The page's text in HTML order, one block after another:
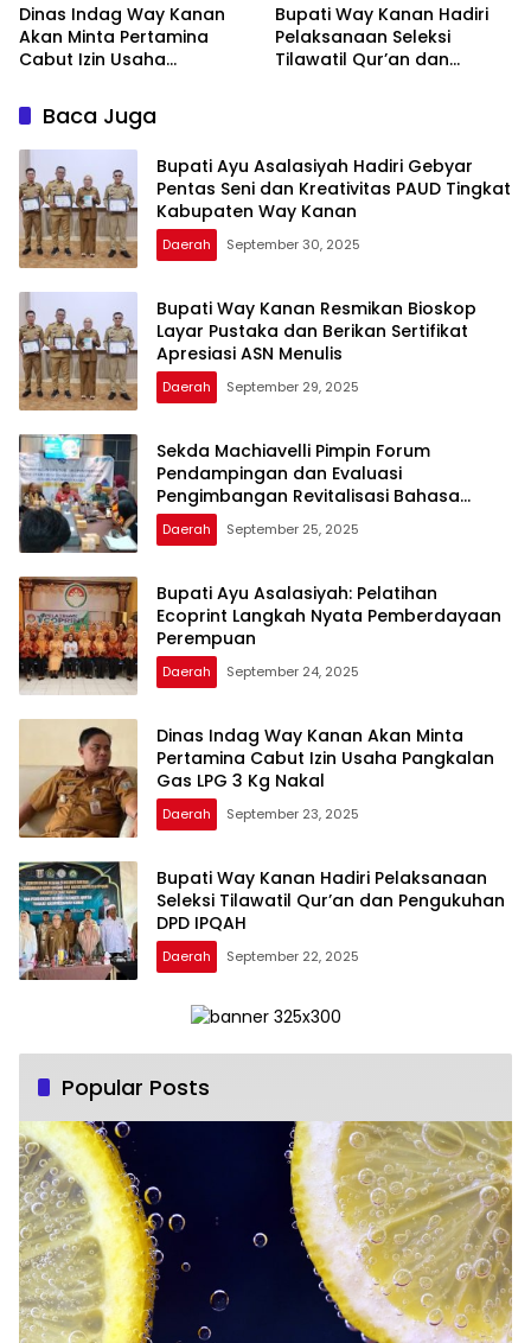
Dinas Indag Way Kanan
Akan Minta Pertamina
Cabut Izin Usaha
Nakal
Bupati Way Kanan Hadiri
Pelaksanaan Seleksi
Tilawatil Qur’an dan
Baca Juga
Bupati Ayu Asalasiyah Hadiri Gebyar
Pentas Seni dan Kreativitas PAUD Tingkat
Kabupaten Way Kanan
Daerah September 30, 2025
Bupati Way Kanan Resmikan Bioskop
Layar Pustaka dan Berikan Sertifikat
Apresiasi ASN Menulis
Daerah September 29, 2025
Sekda Machiavelli Pimpin Forum
Pendampingan dan Evaluasi
Pengimbangan Revitalisasi Bahasa
Daerah
Daerah September 25, 2025
Bupati Ayu Asalasiyah: Pelatihan
Ecoprint Langkah Nyata Pemberdayaan
Perempuan
Daerah September 24, 2025
Dinas Indag Way Kanan Akan Minta
Pertamina Cabut Izin Usaha Pangkalan
Gas LPG 3 Kg Nakal
Daerah September 23, 2025
Bupati Way Kanan Hadiri Pelaksanaan
Seleksi Tilawatil Qur’an dan Pengukuhan
DPD IPQAH
Daerah September 22, 2025
Popular Posts